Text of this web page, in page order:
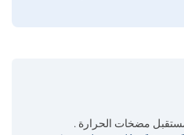
مضخات الحرارة .